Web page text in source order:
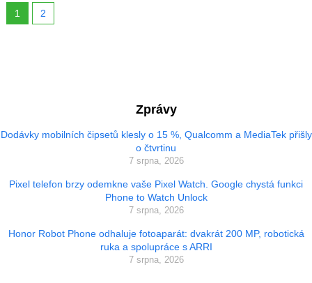
1 2
Zprávy
Dodávky mobilních čipsetů klesly o 15 %, Qualcomm a MediaTek přišly
o čtvrtinu
7 srpna, 2026
Pixel telefon brzy odemkne vaše Pixel Watch. Google chystá funkci
Phone to Watch Unlock
7 srpna, 2026
Honor Robot Phone odhaluje fotoaparát: dvakrát 200 MP, robotická
ruka a spolupráce s ARRI
7 srpna, 2026